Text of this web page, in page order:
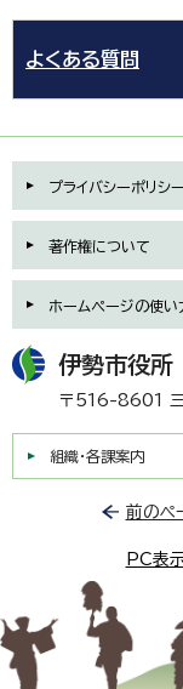
よくある質問
プライバシーポリシー
著作権について
ホームページの使い
伊勢市役所
〒516-8601 三
組織・各課案内
前のペ
PC表